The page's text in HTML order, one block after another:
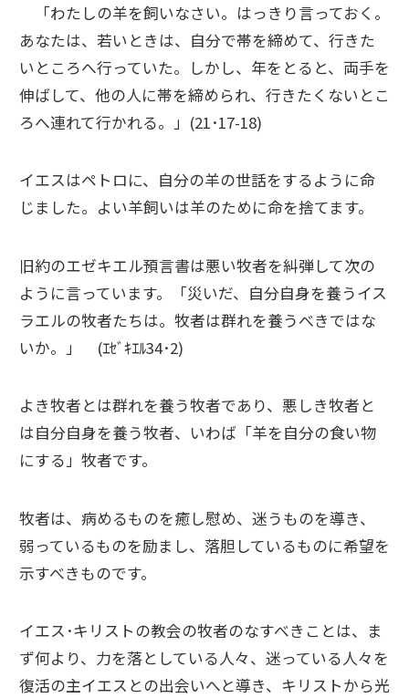
「わたしの羊を飼いなさい。はっきり言っておく。
あなたは、若いときは、自分で帯を締めて、行きた
いところへ行っていた。しかし、年をとると、両手を
伸ばして、他の人に帯を締められ、行きたくないとこ
ろへ連れて行かれる。」(21･17-18)
イエスはペトロに、自分の羊の世話をするように命
じました。よい羊飼いは羊のために命を捨てます。
旧約のエゼキエル預言書は悪い牧者を糾弾して次の
ように言っています。「災いだ、自分自身を養うイス
ラエルの牧者たちは。牧者は群れを養うべきではな
いか。」 (ｴｾﾞｷｴﾙ34･2)
よき牧者とは群れを養う牧者であり、悪しき牧者と
は自分自身を養う牧者、いわば「羊を自分の食い物
にする」牧者です。
牧者は、病めるものを癒し慰め、迷うものを導き、
弱っているものを励まし、落胆しているものに希望を
示すべきものです。
イエス･キリストの教会の牧者のなすべきことは、ま
ず何より、力を落としている人々、迷っている人々を
復活の主イエスとの出会いへと導き、キリストから光